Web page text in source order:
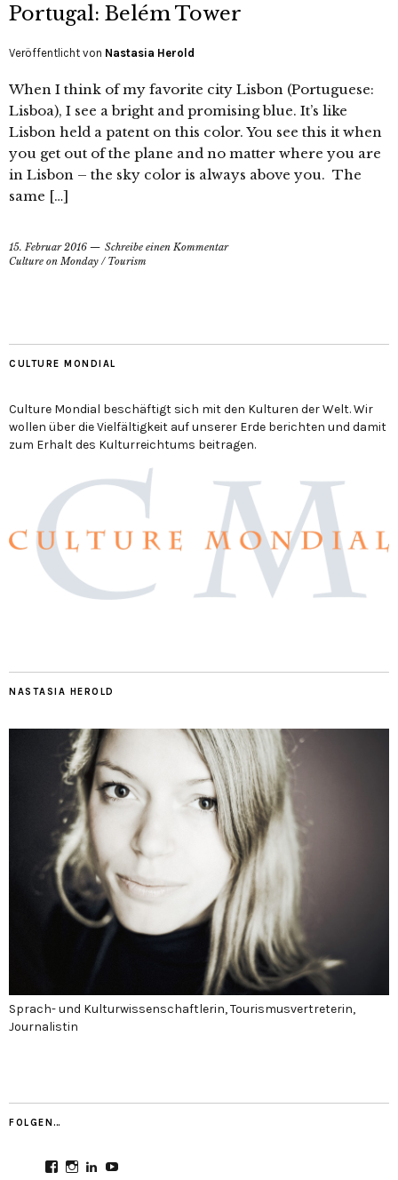
Portugal: Belém Tower
Veröffentlicht von Nastasia Herold
When I think of my favorite city Lisbon (Portuguese:
Lisboa), I see a bright and promising blue. It’s like
Lisbon held a patent on this color. You see this it when
you get out of the plane and no matter where you are
in Lisbon – the sky color is always above you. The
same […]
15. Februar 2016
Schreibe einen Kommentar
Culture on Monday / Tourism
CULTURE MONDIAL
Culture Mondial beschäftigt sich mit den Kulturen der Welt. Wir
wollen über die Vielfältigkeit auf unserer Erde berichten und damit
zum Erhalt des Kulturreichtums beitragen.
NASTASIA HEROLD
Sprach- und Kulturwissenschaftlerin, Tourismusvertreterin,
Journalistin
FOLGEN…
ProfilProfilProfilProfil